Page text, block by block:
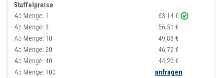
Staffelpreise
Ab Menge: 1
63,14 €
Ab Menge:3
56,51 €
Ab Menge: 10
49,88 €
Ab Menge:20
46,72 €
Ab Menge:40
44,20 €
Ab Menge: 100
anfragen